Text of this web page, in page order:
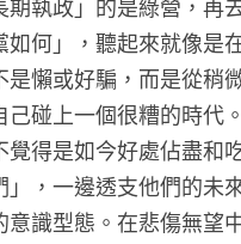
期執政」的是綠營，再
如何」，聽起來就像是
是懶或好騙，而是從稍
己碰上一個很糟的時代
覺得是如今好處佔盡和
」，一邊透支他們的未
意識型態。在悲傷無望